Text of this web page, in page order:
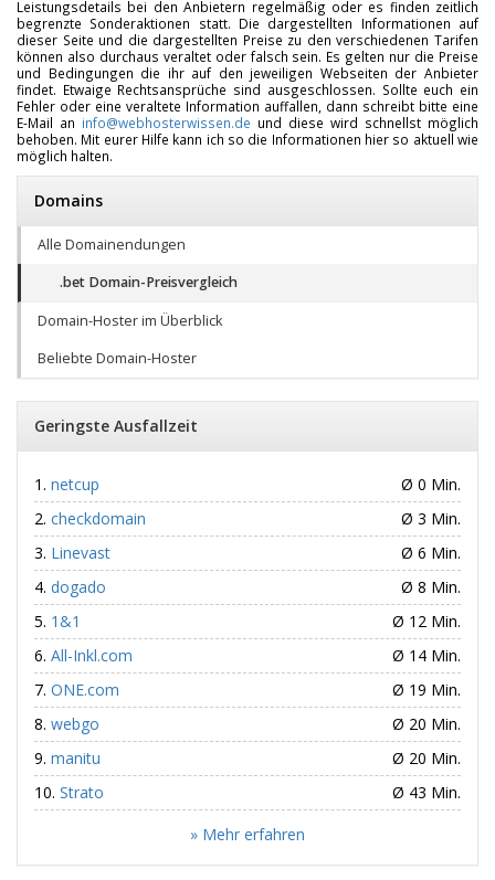
Leistungsdetails bei den Anbietern regelmäßig oder es finden zeitlich
begrenzte Sonderaktionen statt. Die dargestellten Informationen auf
dieser Seite und die dargestellten Preise zu den verschiedenen Tarifen
können also durchaus veraltet oder falsch sein. Es gelten nur die Preise
und Bedingungen die ihr auf den jeweiligen Webseiten der Anbieter
findet. Etwaige Rechtsansprüche sind ausgeschlossen. Sollte euch ein
Fehler oder eine veraltete Information auffallen, dann schreibt bitte eine
E-Mail an info@webhosterwissen.de und diese wird schnellst möglich
behoben. Mit eurer Hilfe kann ich so die Informationen hier so aktuell wie
möglich halten.
Domains
Alle Domainendungen
.bet Domain-Preisvergleich
Domain-Hoster im Überblick
Beliebte Domain-Hoster
Geringste Ausfallzeit
netcup
Ø 0 Min.
checkdomain
Ø 3 Min.
Linevast
Ø 6 Min.
dogado
Ø 8 Min.
1&1
Ø 12 Min.
All-Inkl.com
Ø 14 Min.
ONE.com
Ø 19 Min.
webgo
Ø 20 Min.
manitu
Ø 20 Min.
Strato
Ø 43 Min.
» Mehr erfahren